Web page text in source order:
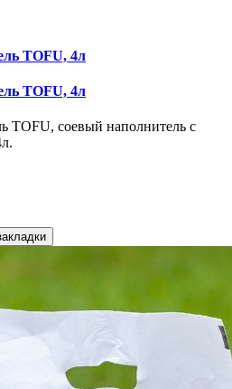
TOFU, 4л
TOFU, 4л
TOFU, соевый наполнитель с